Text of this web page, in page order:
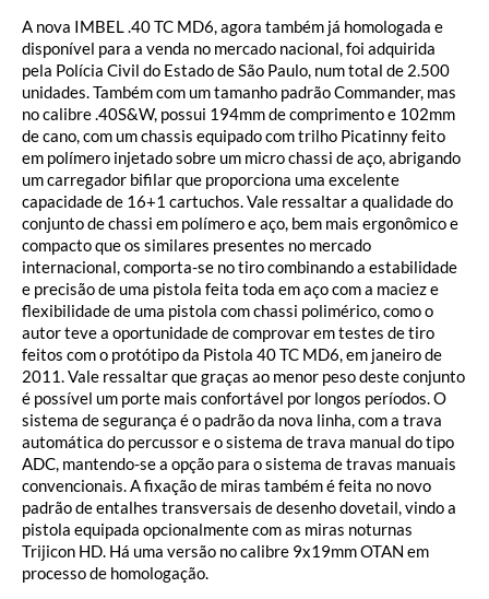
A nova IMBEL .40 TC MD6, agora também já homologada e
disponível para a venda no mercado nacional, foi adquirida
pela Polícia Civil do Estado de São Paulo, num total de 2.500
unidades. Também com um tamanho padrão Commander, mas
no calibre .40S&W, possui 194mm de comprimento e 102mm
de cano, com um chassis equipado com trilho Picatinny feito
em polímero injetado sobre um micro chassi de aço, abrigando
um carregador bifilar que proporciona uma excelente
capacidade de 16+1 cartuchos. Vale ressaltar a qualidade do
conjunto de chassi em polímero e aço, bem mais ergonômico e
compacto que os similares presentes no mercado
internacional, comporta-se no tiro combinando a estabilidade
e precisão de uma pistola feita toda em aço com a maciez e
flexibilidade de uma pistola com chassi polimérico, como o
autor teve a oportunidade de comprovar em testes de tiro
feitos com o protótipo da Pistola 40 TC MD6, em janeiro de
2011. Vale ressaltar que graças ao menor peso deste conjunto
é possível um porte mais confortável por longos períodos. O
sistema de segurança é o padrão da nova linha, com a trava
automática do percussor e o sistema de trava manual do tipo
ADC, mantendo-se a opção para o sistema de travas manuais
convencionais. A fixação de miras também é feita no novo
padrão de entalhes transversais de desenho dovetail, vindo a
pistola equipada opcionalmente com as miras noturnas
Trijicon HD. Há uma versão no calibre 9x19mm OTAN em
processo de homologação.